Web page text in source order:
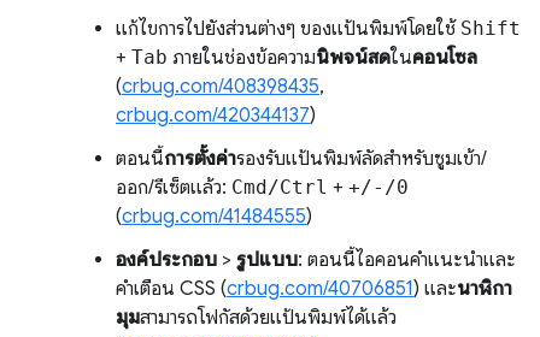
แก้ไขการไปยังส่วนต่างๆ ของแป้นพิมพ์โดยใช้ Shift
+ Tab ภายในช่องข้อความนิพจน์สดในคอนโซล
(crbug.com/408398435,
crbug.com/420344137)
ตอนนี้การตั้งค่ารองรับแป้นพิมพ์ลัดสำหรับซูมเข้า/
ออก/รีเซ็ตแล้ว: Cmd/Ctrl + +/-/0
(crbug.com/41484555)
องค์ประกอบ > รูปแบบ: ตอนนี้ไอคอนคำแนะนำและ
คำเตือน CSS (crbug.com/40706851) และนาฬิกา
มุมสามารถโฟกัสด้วยแป้นพิมพ์ได้แล้ว